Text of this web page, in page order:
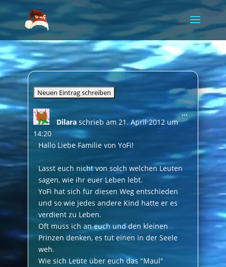
Video-
Dilara schrieb am 21. April 2012 um
14:20
Hallo Liebe Familie von YoFi!
Lasst euch nicht von solch welchen Leuten
sagen, wie ihr euer Leben lebt.
YoFi hat sich für diesen Weg entschieden
und so wie jedes andere Kind hatte er es
verdient zu Leben.
Oft muss ich an euch und den kleinen
Prinzen denken, es tut einen in der Seele
weh.
Wie sich Leute über euch das "Maul"
...Diese
Metabox
ein-/